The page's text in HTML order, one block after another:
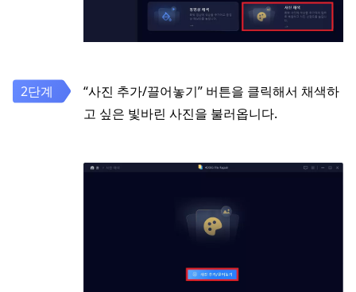
“사진 추가/끌어놓기” 버튼을 클릭해서 채색하
고 싶은 빛바린 사진을 불러옵니다.